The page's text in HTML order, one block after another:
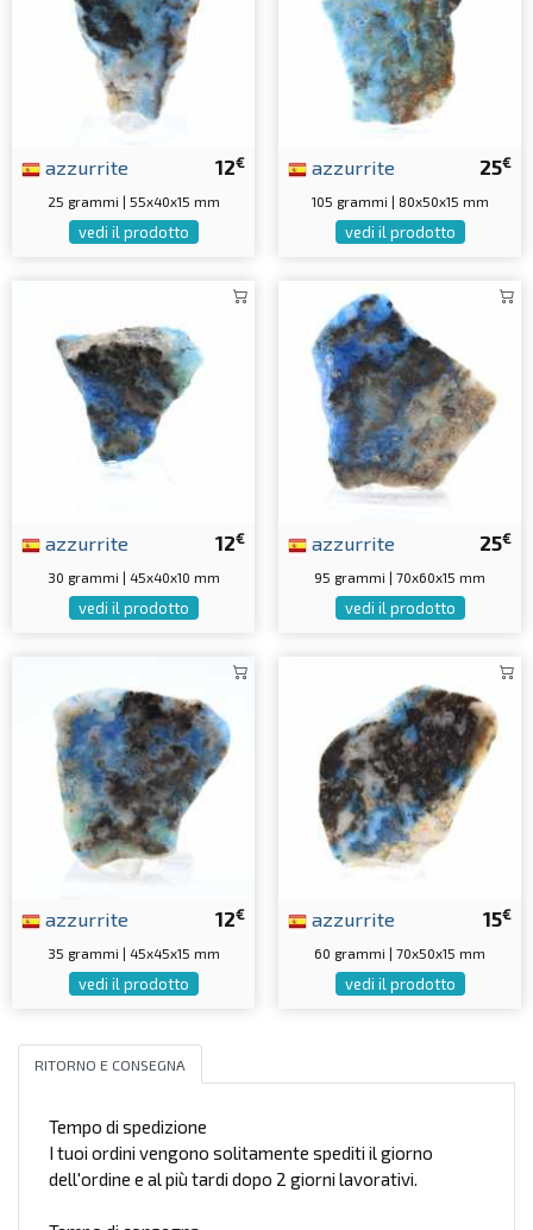
12€
azzurrite
25 grammi | 55x40x15 mm
vedi il prodotto
25€
azzurrite
105 grammi | 80x50x15 mm
vedi il prodotto
12€
azzurrite
30 grammi | 45x40x10 mm
vedi il prodotto
25€
azzurrite
95 grammi | 70x60x15 mm
vedi il prodotto
12€
azzurrite
35 grammi | 45x45x15 mm
vedi il prodotto
15€
azzurrite
60 grammi | 70x50x15 mm
vedi il prodotto
RITORNO E CONSEGNA
Tempo di spedizione
I tuoi ordini vengono solitamente spediti il giorno
dell'ordine e al più tardi dopo 2 giorni lavorativi.